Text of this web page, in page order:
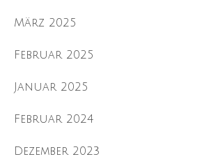
März 2025
Februar 2025
Januar 2025
Februar 2024
Dezember 2023